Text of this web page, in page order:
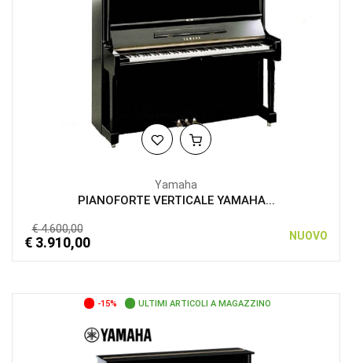
Yamaha
PIANOFORTE VERTICALE YAMAHA...
€ 4.600,00
€ 3.910,00 NUOVO
-15% ULTIMI ARTICOLI A MAGAZZINO